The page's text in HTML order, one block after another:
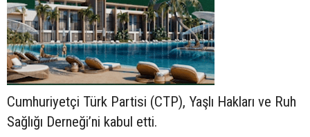
Cumhuriyetçi Türk Partisi (CTP), Yaşlı Hakları ve Ruh
Sağlığı Derneği’ni kabul etti.